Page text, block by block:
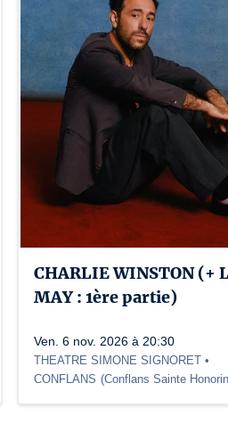
CHARLIE WINSTON (+
MAY : 1ère partie)
Ven. 6 nov. 2026 à 20:30
THEATRE SIMONE SIGNORET •
CONFLANS (Conflans Sainte